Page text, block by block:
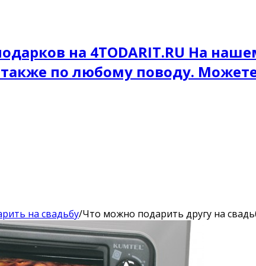
на 4TODARIT.RU На
по любому поводу.
на свадьбу/Что можно подарить другу на